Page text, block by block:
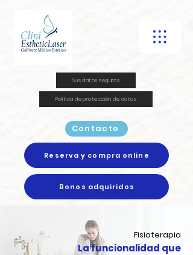
Contacto
Sus datos seguros
Política de protección de datos
Reserva y compra online
Bonos adquiridos
Fisioterapia
La funcionalidad que